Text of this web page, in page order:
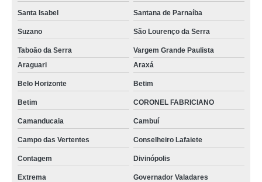
Santa Isabel Santana de Parnaíba
Suzano São Lourenço da Serra
Taboão da Serra
Vargem Grande Paulista
Araguari
Araxá
Belo Horizonte Betim
Betim CORONEL FABRICIANO
Camanducaia Cambuí
Campo das Vertentes Conselheiro Lafaiete
Contagem Divinópolis
Extrema Governador Valadares